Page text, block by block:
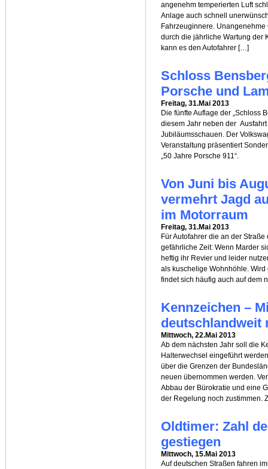
angenehm temperierten Luft
Anlage auch schnell
Fahrzeuginnere.
durch die jährliche Wartung der
kann es den Autofahrer […]
Schloss
Porsche und
Freitag, 31.Mai 2013
Die fünfte Auflage der „Schloss
diesem Jahr neben der
Jubiläumsschauen. Der
Veranstaltung präsentiert
„50 Jahre Porsche 911“.
Von Juni bis
vermehrt Jagd
im Motorraum
Freitag, 31.Mai 2013
Für Autofahrer die an der
gefährliche Zeit: Wenn Marder
heftig ihr Revier und leider
als kuschelige Wohnhöhle.
findet sich häufig auch auf dem
Kennzeichen –
deutschlandweit
Mittwoch, 22.Mai 2013
Ab dem nächsten Jahr soll die
Halterwechsel eingeführt
über die Grenzen der
neuen übernommen werden.
Abbau der Bürokratie und eine
der Regelung noch zustimmen.
Oldtimer: Zahl
gestiegen
Mittwoch, 15.Mai 2013
Auf deutschen Straßen fahren